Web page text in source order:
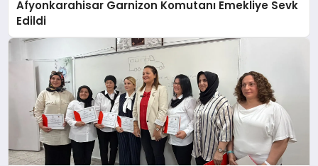
Afyonkarahisar Garnizon Komutanı Emekliye Sevk
Edildi